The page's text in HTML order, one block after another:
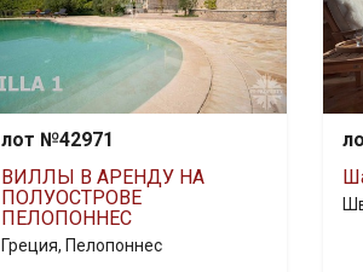
лот №42971
ВИЛЛЫ В АРЕНДУ НА
ПОЛУОСТРОВЕ
ПЕЛОПОННЕС
Греция, Пелопоннес